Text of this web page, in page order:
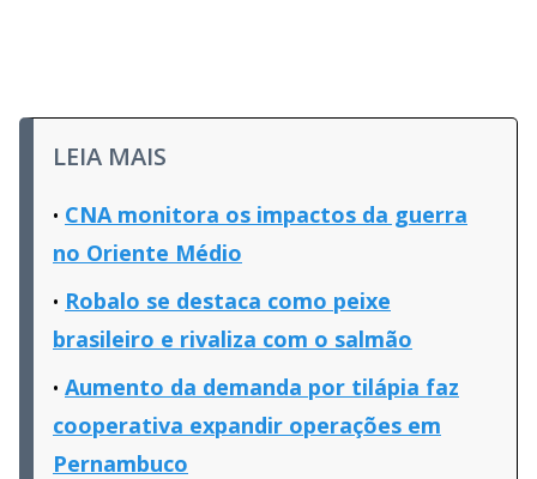
LEIA MAIS
CNA monitora os impactos da guerra
no Oriente Médio
Robalo se destaca como peixe
brasileiro e rivaliza com o salmão
Aumento da demanda por tilápia faz
cooperativa expandir operações em
Pernambuco